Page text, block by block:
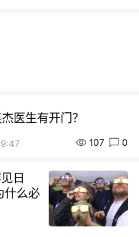
医生有开门？
107 0
日
什么必